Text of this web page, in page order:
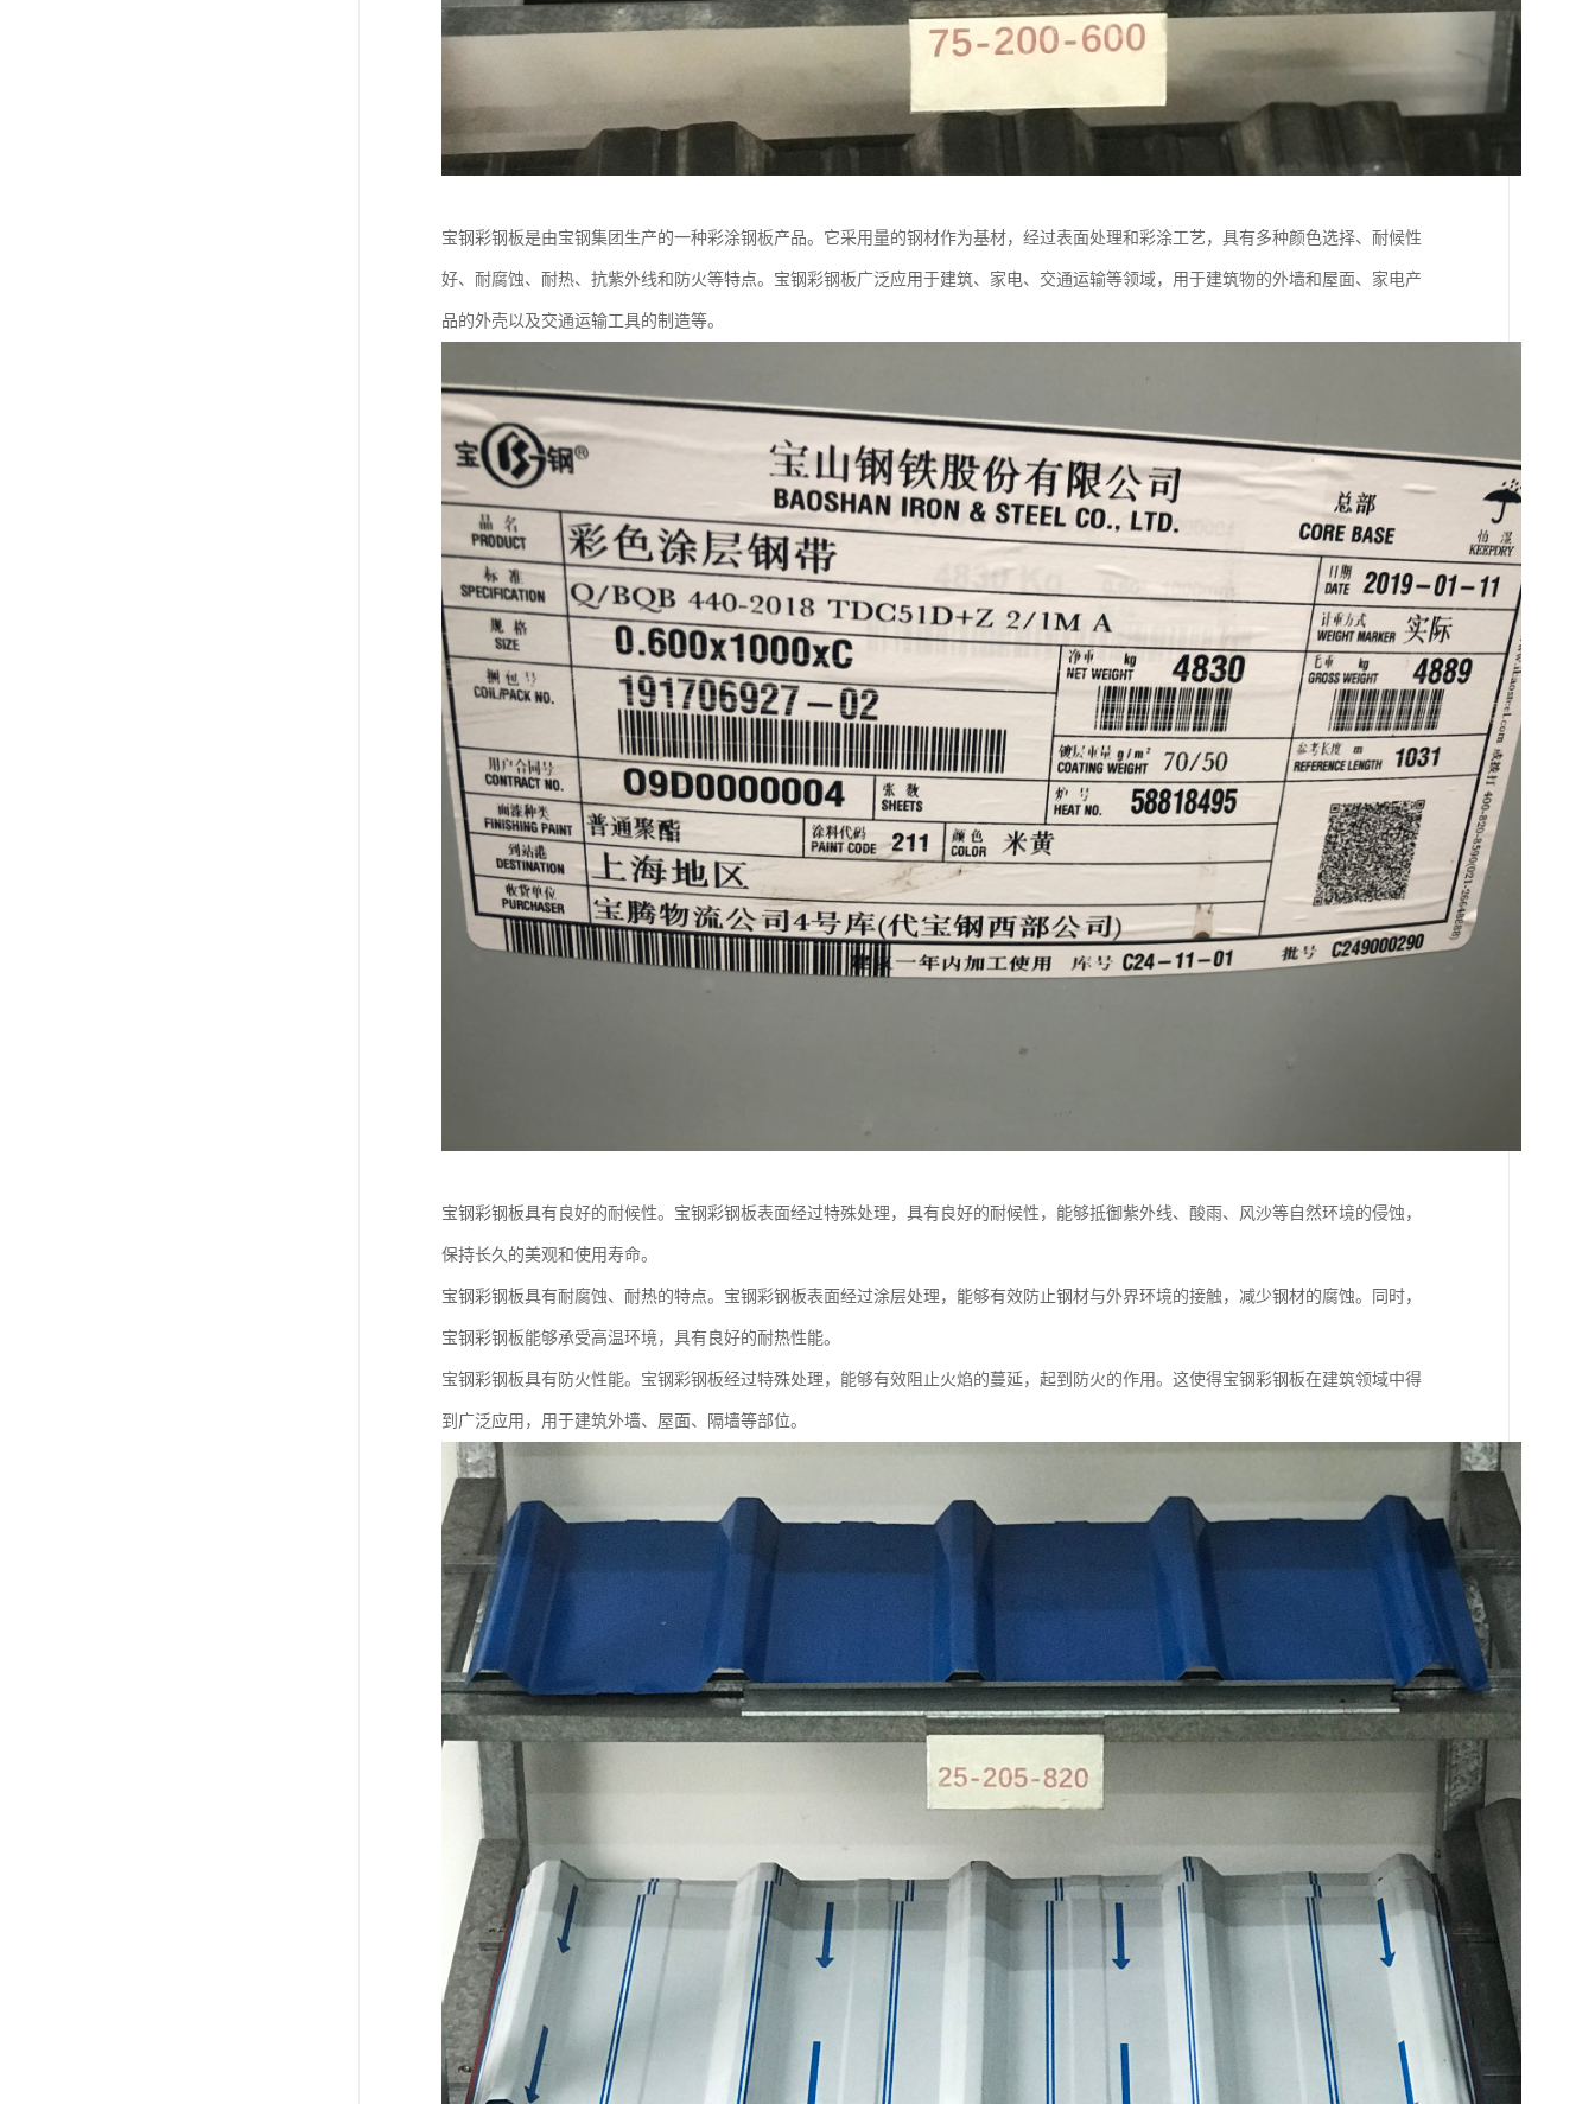
宝钢彩钢板是由宝钢集团生产的一种彩涂钢板产品。它采用量的钢材作为基材，经过表面处理和彩涂工艺，具有多种颜色选择、耐候性
好、耐腐蚀、耐热、抗紫外线和防火等特点。宝钢彩钢板广泛应用于建筑、家电、交通运输等领域，用于建筑物的外墙和屋面、家电产
品的外壳以及交通运输工具的制造等。
宝钢彩钢板具有良好的耐候性。宝钢彩钢板表面经过特殊处理，具有良好的耐候性，能够抵御紫外线、酸雨、风沙等自然环境的侵蚀，
保持长久的美观和使用寿命。
宝钢彩钢板具有耐腐蚀、耐热的特点。宝钢彩钢板表面经过涂层处理，能够有效防止钢材与外界环境的接触，减少钢材的腐蚀。同时，
宝钢彩钢板能够承受高温环境，具有良好的耐热性能。
宝钢彩钢板具有防火性能。宝钢彩钢板经过特殊处理，能够有效阻止火焰的蔓延，起到防火的作用。这使得宝钢彩钢板在建筑领域中得
到广泛应用，用于建筑外墙、屋面、隔墙等部位。